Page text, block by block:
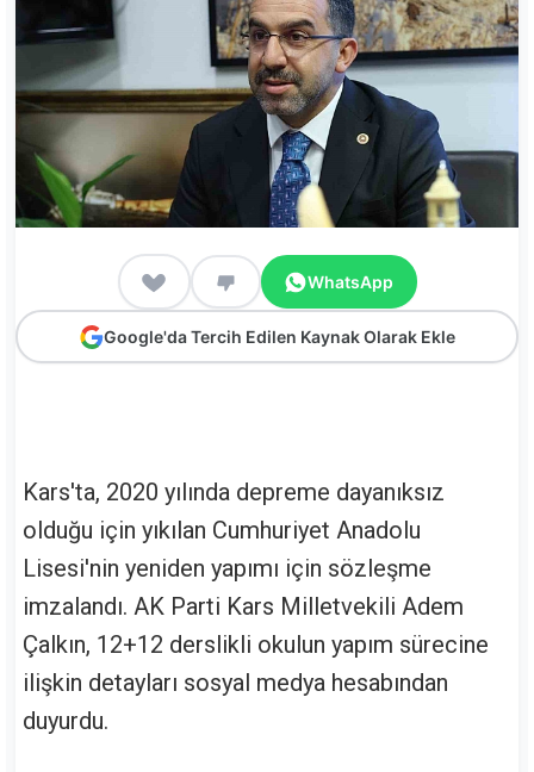
WhatsApp
Google'da Tercih Edilen Kaynak Olarak Ekle
Kars'ta, 2020 yılında depreme dayanıksız
olduğu için yıkılan Cumhuriyet Anadolu
Lisesi'nin yeniden yapımı için sözleşme
imzalandı. AK Parti Kars Milletvekili Adem
Çalkın, 12+12 derslikli okulun yapım sürecine
ilişkin detayları sosyal medya hesabından
duyurdu.